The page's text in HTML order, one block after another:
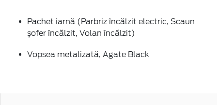
Pachet iarnă (Parbriz încălzit electric, Scaun
șofer încălzit, Volan încălzit)
Vopsea metalizată, Agate Black